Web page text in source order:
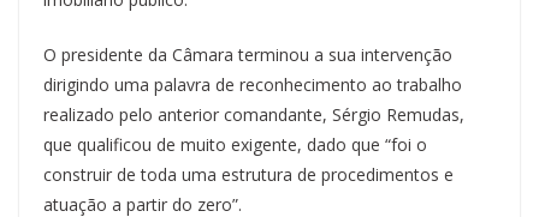
O presidente da Câmara terminou a sua intervenção
dirigindo uma palavra de reconhecimento ao trabalho
realizado pelo anterior comandante, Sérgio Remudas,
que qualificou de muito exigente, dado que “foi o
construir de toda uma estrutura de procedimentos e
atuação a partir do zero”.